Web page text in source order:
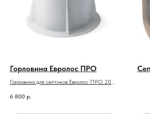
Горловина Евролос ПРО
Горловина для септиков Евролос ПРО 200-
6 800 р.